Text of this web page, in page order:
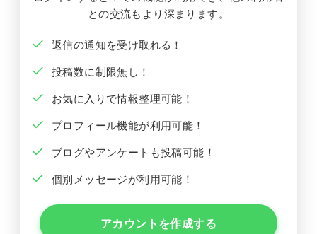
との交流もより深まります。
返信の通知を受け取れる！
投稿数に制限無し！
お気に入りで情報整理可能！
プロフィール機能が利用可能！
ブログやアンケートも投稿可能！
個別メッセージが利用可能！
アカウントを作成する